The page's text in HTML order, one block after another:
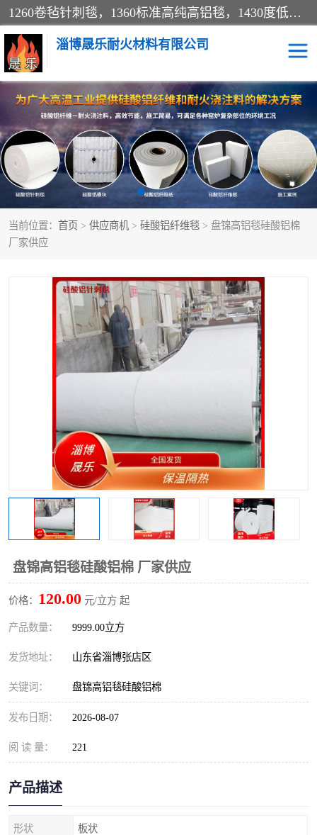
1260卷毡针刺毯，1360标准高纯高铝毯，1430度低锆锆铝含锆毯，普通挡渣棉卷毡，防火纸、挡火板、隔热垫片模块、棉块、折叠块、散棉高温固化剂价格规格密度多少钱图片视频立方平米参数指标
淄博晟乐耐火材料有限公司
当前位置： 首页 > 供应商机 > 硅酸铝纤维毯 > 盘锦高铝毯硅酸铝棉
厂家供应
盘锦高铝毯硅酸铝棉 厂家供应
价格： 120.00 元/立方 起
产品数量： 9999.00立方
发货地址： 山东省淄博张店区
关键词： 盘锦高铝毯硅酸铝棉
发布日期： 2026-08-07
阅 读 量： 221
产品描述
形状 板状
硅酸铝挡渣棉 硅酸铝纤维纸
硅酸铝挡火板 高铝毯
含锆毯 硅酸铝折叠块
硅酸铝散棉 硅酸铝纤维毯
硅酸铝纤维毡 硅酸铝模块
硅酸铝保温棉 硅酸铝板